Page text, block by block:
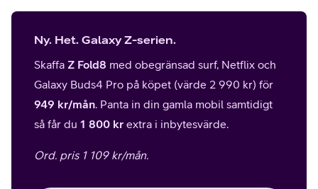
Ny. Het. Galaxy Z-serien.
Skaffa Z Fold8 med obegränsad surf, Netflix och
Galaxy Buds4 Pro på köpet (värde 2 990 kr) för
949 kr/mån. Panta in din gamla mobil samtidigt
så får du 1 800 kr extra i inbytesvärde.
Ord. pris 1 109 kr/mån.